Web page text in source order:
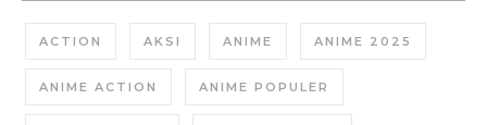
ACTION AKSI ANIME ANIME 2025
ANIME ACTION ANIME POPULER